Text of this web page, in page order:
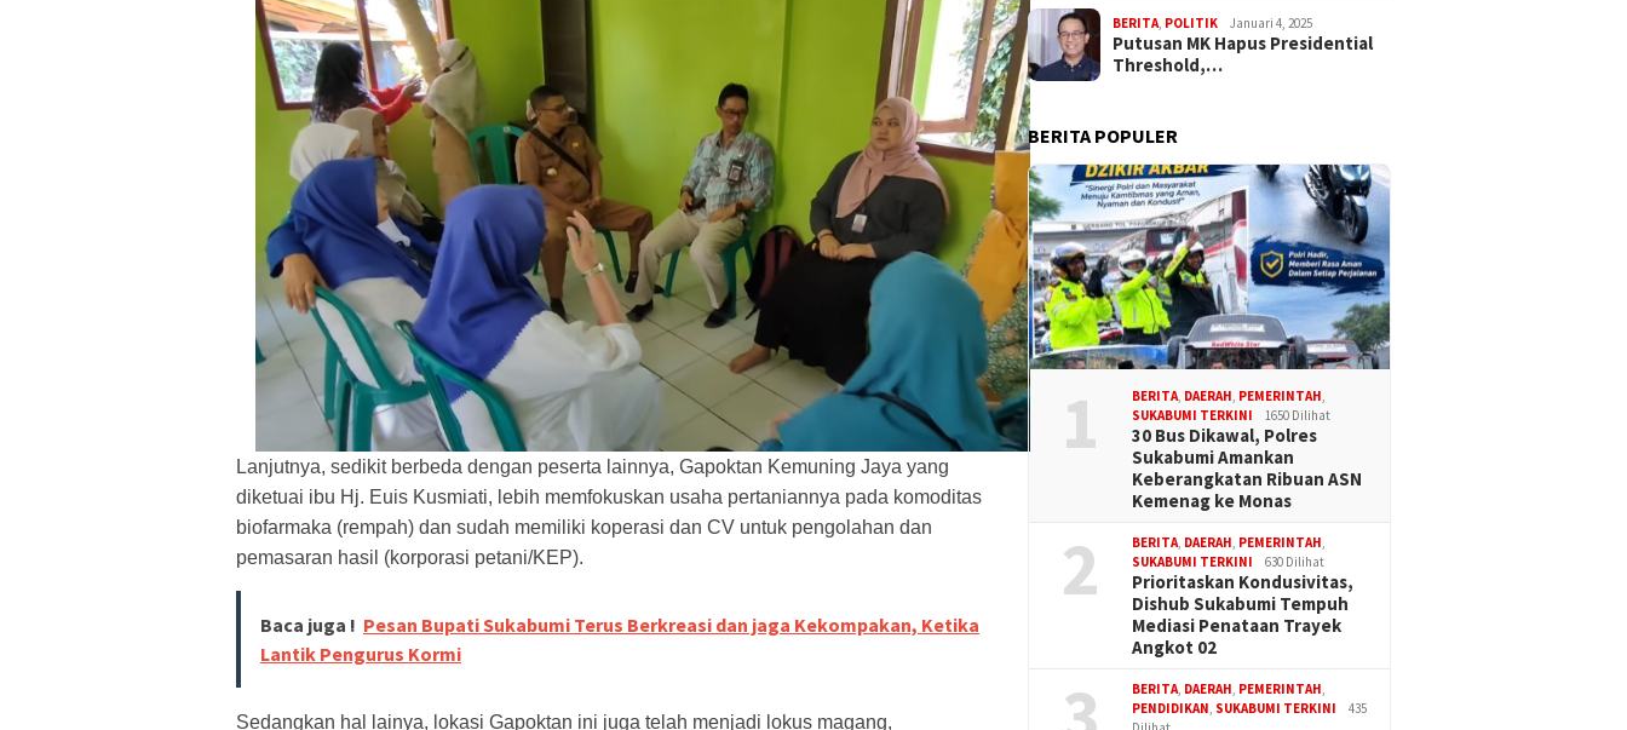
Lanjutnya, sedikit berbeda dengan peserta lainnya, Gapoktan Kemuning Jaya yang
diketuai ibu Hj. Euis Kusmiati, lebih memfokuskan usaha pertaniannya pada komoditas
biofarmaka (rempah) dan sudah memiliki koperasi dan CV untuk pengolahan dan
pemasaran hasil (korporasi petani/KEP).
Baca juga ! Pesan Bupati Sukabumi Terus Berkreasi dan jaga Kekompakan, Ketika
Lantik Pengurus Kormi
Sedangkan hal lainya, lokasi Gapoktan ini juga telah menjadi lokus magang,
BERITA POLITIK Januari 4, 2025
Putusan MK Hapus Presidential
Threshold,…
BERITA POPULER
1 BERITA, DAERAH, PEMERINTAH,
SUKABUMI TERKINI
1650 Dilihat
30 Bus Dikawal, Polres
Sukabumi Amankan
Keberangkatan Ribuan ASN
Kemenag ke Monas
2 BERITA, DAERAH, PEMERINTAH,
SUKABUMI TERKINI
630 Dilihat
Prioritaskan Kondusivitas,
Dishub Sukabumi Tempuh
Mediasi Penataan Trayek
Angkot 02
BERITA, DAERAH, PEMERINTAH,
PENDIDIKAN, SUKABUMI TERKINI
435